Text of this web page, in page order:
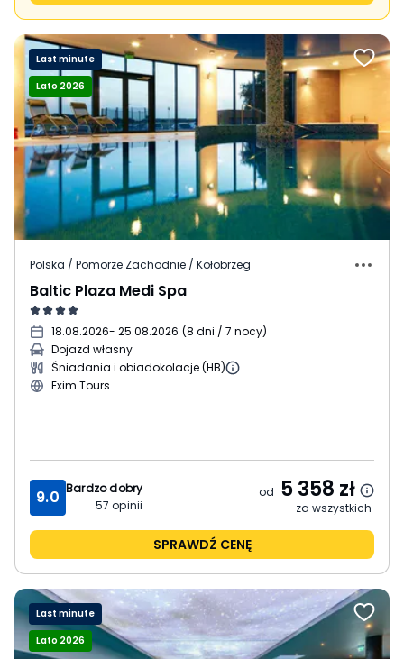
Last minute
Lato 2026
Polska / Pomorze Zachodnie / Kołobrzeg
Baltic Plaza Medi Spa
18.08.2026- 25.08.2026 (8 dni / 7 nocy)
Dojazd własny
Śniadania i obiadokolacje (HB)
Exim Tours
9.0 Bardzo dobry
57 opinii
od 5 358 zł
za wszystkich
SPRAWDŹ CENĘ
Last minute
Lato 2026